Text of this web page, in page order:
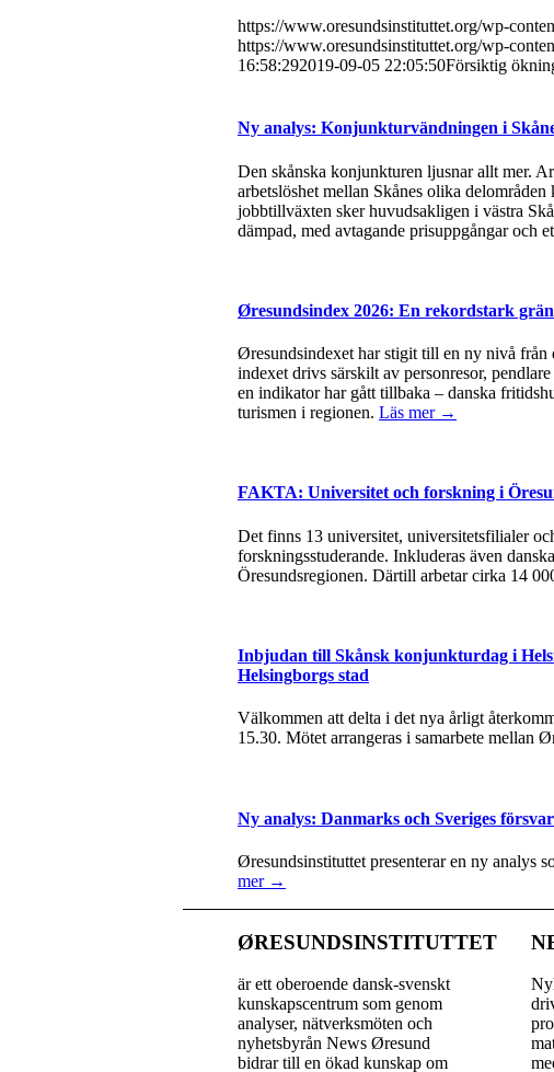
https://www.oresundsinstituttet.org/wp-
https://www.oresundsinstituttet.org/wp-
16:58:292019-09-05 22:05:50Försiktig
Ny analys: Konjunkturvändningen i
Den skånska konjunkturen ljusnar allt mer.
arbetslöshet mellan Skånes olika
jobbtillväxten sker huvudsakligen i västra
dämpad, med avtagande prisuppgångar och
Øresundsindex 2026: En rekordstark
Øresundsindexet har stigit till en ny nivå
indexet drivs särskilt av personresor,
en indikator har gått tillbaka – danska
turismen i regionen. Läs mer →
FAKTA: Universitet och forskning i
Det finns 13 universitet, universitetsfilialer
forskningsstuderande. Inkluderas även
Öresundsregionen. Därtill arbetar cirka 14
Inbjudan till Skånsk konjunkturdag i
Helsingborgs stad
Välkommen att delta i det nya årligt
15.30. Mötet arrangeras i samarbete mellan
Ny analys: Danmarks och Sveriges
Øresundsinstituttet presenterar en ny analys
mer →
ØRESUNDSINSTITUTTET
är ett oberoende dansk-svenskt
kunskapscentrum som genom
analyser, nätverksmöten och
nyhetsbyrån News Øresund
bidrar till en ökad kunskap om